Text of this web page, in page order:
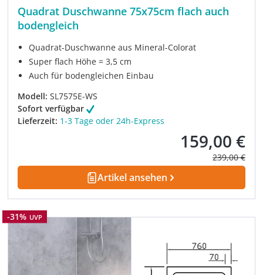
Quadrat Duschwanne 75x75cm flach auch
bodengleich
Quadrat-Duschwanne aus Mineral-Colorat
Super flach Höhe = 3,5 cm
Auch für bodengleichen Einbau
Modell: SL7575E-WS
Sofort verfügbar
Lieferzeit: 1-3 Tage oder 24h-Express
Verkaufspreis:
159,00 €
Regulärer
239,00 €
Artikel ansehen
Rabatt
-31% UVP